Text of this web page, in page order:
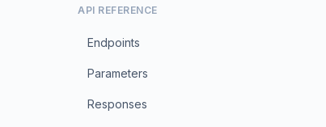
API REFERENCE
Endpoints
Parameters
Responses